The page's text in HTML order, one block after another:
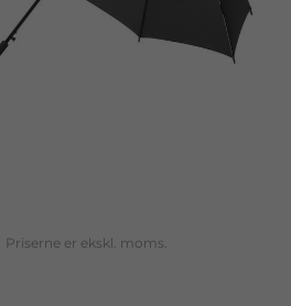
Priserne er ekskl. moms.